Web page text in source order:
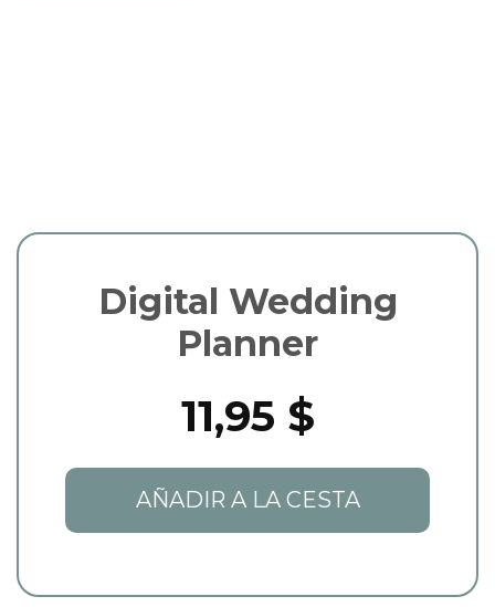
Digital Wedding
Planner
11,95 $
AÑADIR A LA CESTA